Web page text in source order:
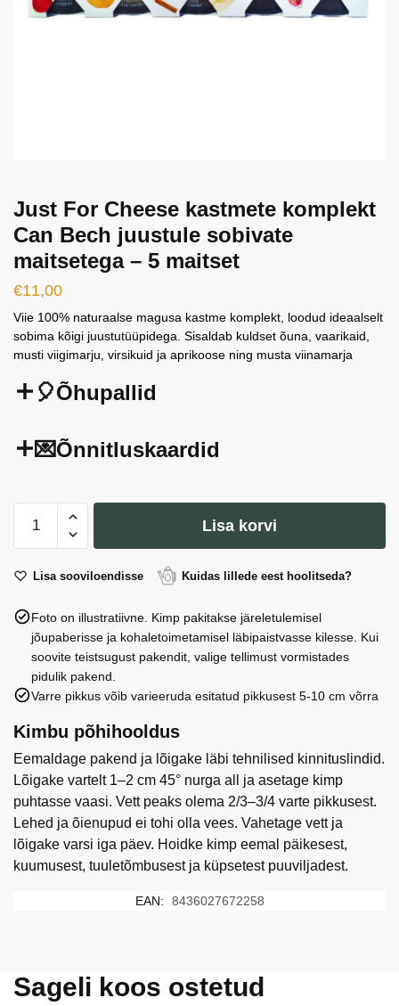
Just For Cheese kastmete komplekt
Can Bech juustule sobivate
maitsetega – 5 maitset
€11,00
Viie 100% naturaalse magusa kastme komplekt, loodud ideaalselt
sobima kõigi juustutüüpidega. Sisaldab kuldset õuna, vaarikaid,
musti viigimarju, virsikuid ja aprikoose ning musta viinamarja
🎈Õhupallid
💌Õnnitluskaardid
kastmete
Can
Bech
juustule
sobivate
maitsetega
-
maitset
kogus
Lisa korvi
Lisa sooviloendisse Kuidas lillede eest hoolitseda?
Foto on illustratiivne. Kimp pakitakse järeletulemisel
jõupaberisse ja kohaletoimetamisel läbipaistvasse kilesse. Kui
soovite teistsugust pakendit, valige tellimust vormistades
pidulik pakend.
Varre pikkus võib varieeruda esitatud pikkusest 5-10 cm võrra
Kimbu põhihooldus
Eemaldage pakend ja lõigake läbi tehnilised kinnituslindid.
Lõigake vartelt 1–2 cm 45° nurga all ja asetage kimp
puhtasse vaasi. Vett peaks olema 2/3–3/4 varte pikkusest.
Lehed ja õienupud ei tohi olla vees. Vahetage vett ja
lõigake varsi iga päev. Hoidke kimp eemal päikesest,
kuumusest, tuuletõmbusest ja küpsetest puuviljadest.
EAN: 8436027672258
Sageli koos ostetud